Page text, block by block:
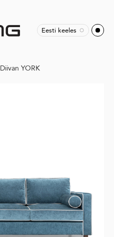
Eesti keeles
Diivan YORK